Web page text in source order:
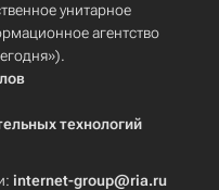
унитарное
агентство
технологий
internet-group@ria.ru